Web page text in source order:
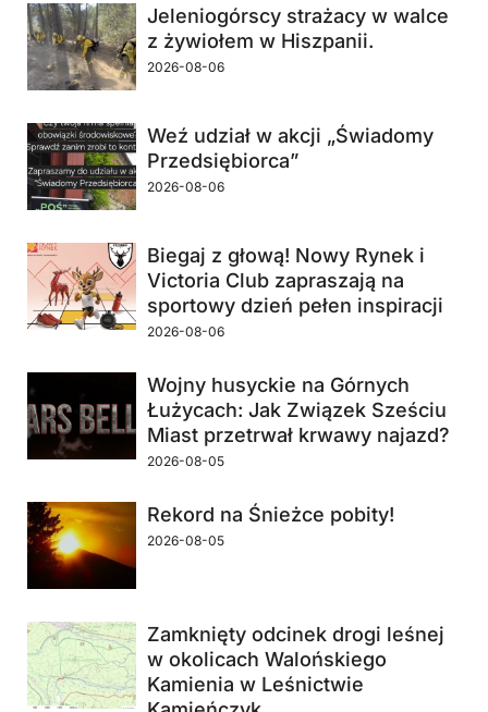
Jeleniogórscy strażacy w walce
z żywiołem w Hiszpanii.
2026-08-06
Weź udział w akcji „Świadomy
Przedsiębiorca”
2026-08-06
Biegaj z głową! Nowy Rynek i
Victoria Club zapraszają na
sportowy dzień pełen inspiracji
2026-08-06
Wojny husyckie na Górnych
Łużycach: Jak Związek Sześciu
Miast przetrwał krwawy najazd?
2026-08-05
Rekord na Śnieżce pobity!
2026-08-05
Zamknięty odcinek drogi leśnej
w okolicach Walońskiego
Kamienia w Leśnictwie